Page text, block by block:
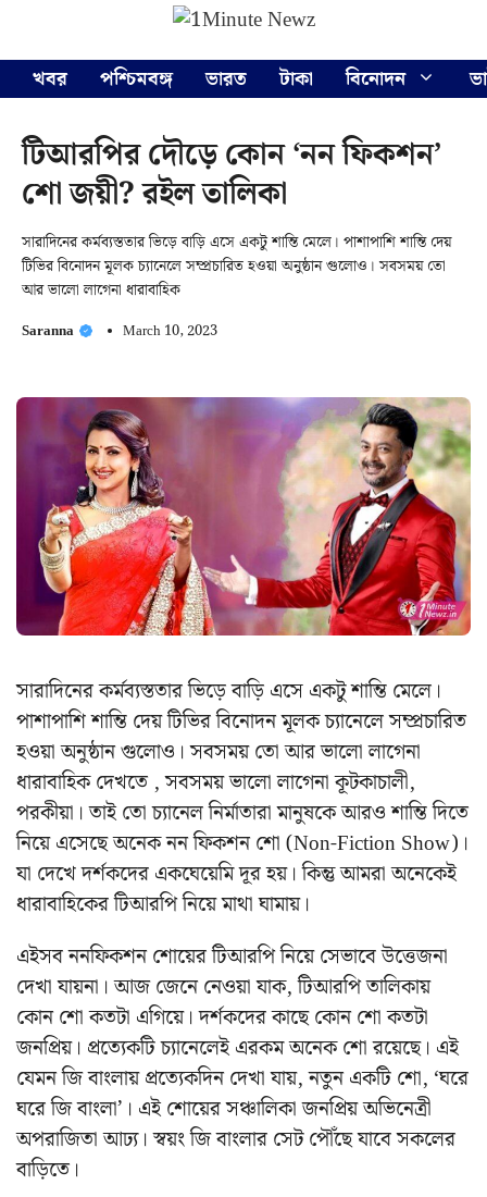
content
খবর
পশ্চিমবঙ্গ ভারত টাকা বিনোদন
টিআরপির দৌড়ে কোন ‘নন ফিকশন’
শো জয়ী? রইল তালিকা
সারাদিনের কর্মব্যস্ততার ভিড়ে বাড়ি এসে একটু শান্তি মেলে। পাশাপাশি শান্তি দেয়
টিভির বিনোদন মূলক চ্যানেলে সম্প্রচারিত হওয়া অনুষ্ঠান গুলোও। সবসময় তো
আর ভালো লাগেনা ধারাবাহিক
Saranna March 10, 2023
সারাদিনের কর্মব্যস্ততার ভিড়ে বাড়ি এসে একটু শান্তি মেলে।
পাশাপাশি শান্তি দেয় টিভির বিনোদন মূলক চ্যানেলে সম্প্রচারিত
হওয়া অনুষ্ঠান গুলোও। সবসময় তো আর ভালো লাগেনা
ধারাবাহিক দেখতে , সবসময় ভালো লাগেনা কূটকাচালী,
পরকীয়া। তাই তো চ্যানেল নির্মাতারা মানুষকে আরও শান্তি দিতে
নিয়ে এসেছে অনেক নন ফিকশন শো (Non-Fiction Show)।
যা দেখে দর্শকদের একঘেয়েমি দূর হয়। কিন্তু আমরা অনেকেই
ধারাবাহিকের টিআরপি নিয়ে মাথা ঘামায়।
এইসব ননফিকশন শোয়ের টিআরপি নিয়ে সেভাবে উত্তেজনা
দেখা যায়না। আজ জেনে নেওয়া যাক, টিআরপি তালিকায়
কোন শো কতটা এগিয়ে। দর্শকদের কাছে কোন শো কতটা
জনপ্রিয়। প্রত্যেকটি চ্যানেলেই এরকম অনেক শো রয়েছে। এই
যেমন জি বাংলায় প্রত্যেকদিন দেখা যায়, নতুন একটি শো, ‘ঘরে
ঘরে জি বাংলা’। এই শোয়ের সঞ্চালিকা জনপ্রিয় অভিনেত্রী
অপরাজিতা আঢ্য। স্বয়ং জি বাংলার সেট পৌঁছে যাবে সকলের
বাড়িতে।